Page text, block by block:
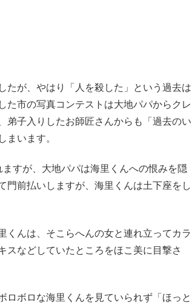
が、やはり「人を殺した」という過去は
た市の写真コンテストは大地パパからクレ
弟子入りしたお師匠さんからも「過去のい
まいます。
すが、大地パパは海里くんへの恨みを隠
門前払いしますが、海里くんは土下座をし
んは、そこらへんの女と連れ立ってカラ
スなどしていたところをほこ美に目撃さ
ボロな海里くんを見ていられず「ほっと